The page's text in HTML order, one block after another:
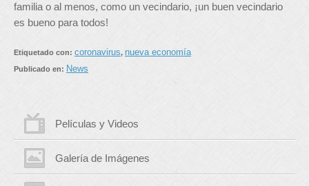
familia o al menos, como un vecindario, ¡un buen vecindario
es bueno para todos!
Etiquetado con: coronavirus, nueva economía
Publicado en: News
Películas y Videos
Galería de Imágenes